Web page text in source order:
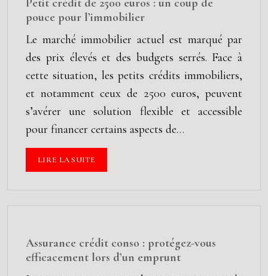
Petit crédit de 2500 euros : un coup de
pouce pour l’immobilier
Le marché immobilier actuel est marqué par
des prix élevés et des budgets serrés. Face à
cette situation, les petits crédits immobiliers,
et notamment ceux de 2500 euros, peuvent
s’avérer une solution flexible et accessible
pour financer certains aspects de…
LIRE LA SUITE
Assurance crédit conso : protégez-vous
efficacement lors d’un emprunt